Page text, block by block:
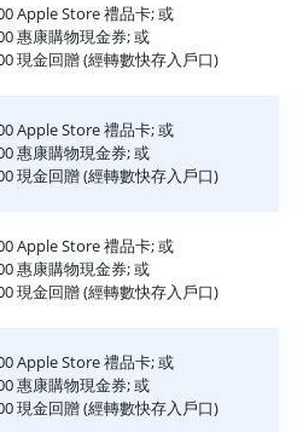
Apple Store 禮品卡; 或
惠康購物現金券; 或
現金回贈 (經轉數快存入戶口)
Apple Store 禮品卡; 或
惠康購物現金券; 或
現金回贈 (經轉數快存入戶口)
Apple Store 禮品卡; 或
惠康購物現金券; 或
現金回贈 (經轉數快存入戶口)
Apple Store 禮品卡; 或
惠康購物現金券; 或
現金回贈 (經轉數快存入戶口)